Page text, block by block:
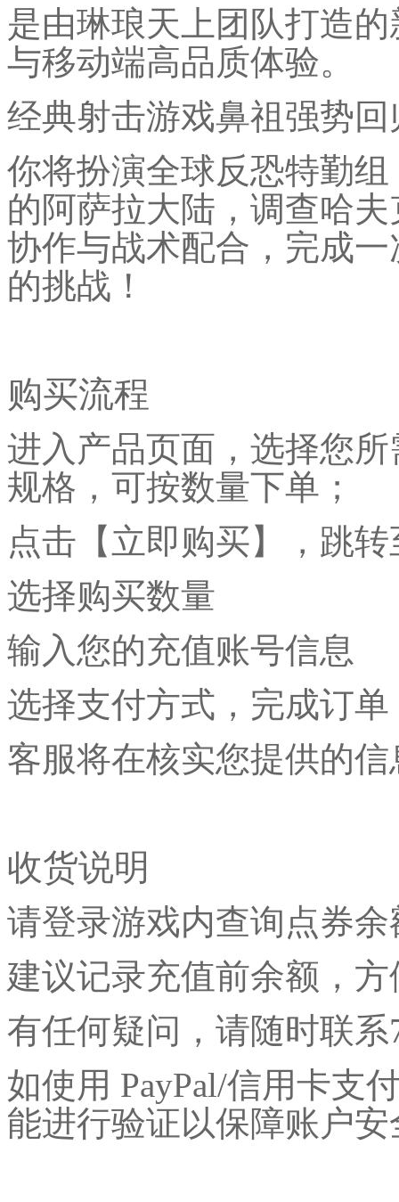
是由琳琅天上团队打造
与移动端高品质体验。
经典射击游戏鼻祖强势
你将扮演全球反恐特勤组
的阿萨拉大陆，调查哈
协作与战术配合，完成
的挑战！
购买流程
进入产品页面，选择您
规格，可按数量下单；
点击【立即购买】，跳
选择购买数量
输入您的充值账号信息
选择支付方式，完成订单
客服将在核实您提供的
收货说明
请登录游戏内查询点券
建议记录充值前余额，
有任何疑问，请随时联系
如使用 PayPal/信用卡支
能进行验证以保障账户安